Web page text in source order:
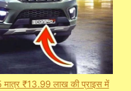
₹13.99 लाख की प्राइस में